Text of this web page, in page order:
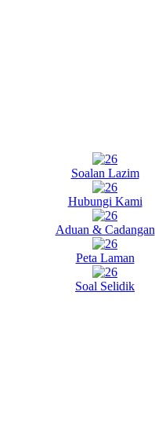
Soalan Lazim
Hubungi Kami
Aduan & Cadangan
Peta Laman
Soal Selidik